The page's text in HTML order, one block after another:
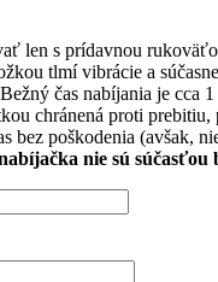
len s prídavnou
tlmí vibrácie a
čas nabíjania je cca
chránená proti prebitiu,
bez poškodenia (avšak,
nie sú súčasťou